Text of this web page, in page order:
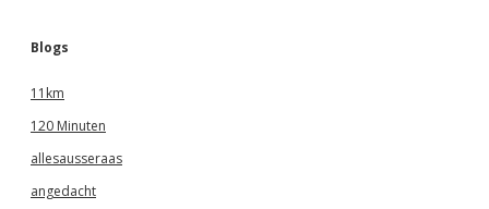
Blogs
11km
120 Minuten
allesausseraas
angedacht